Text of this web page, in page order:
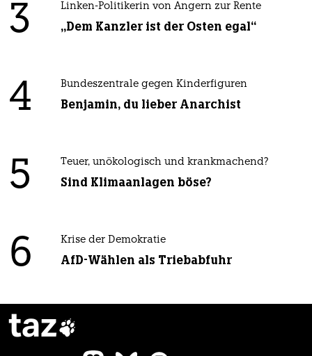
3 Linken-Politikerin von Angern zur Rente
„Dem Kanzler ist der Osten egal“
4 Bundeszentrale gegen Kinderfiguren
Benjamin, du lieber Anarchist
5 Teuer, unökologisch und krankmachend?
Sind Klimaanlagen böse?
6 Krise der Demokratie
AfD-Wählen als Triebabfuhr
taz